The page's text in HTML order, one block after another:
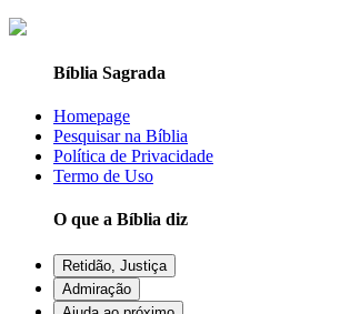
Bíblia Sagrada
Homepage
Pesquisar na Bíblia
Política de Privacidade
Termo de Uso
O que a Bíblia diz
Retidão, Justiça
Admiração